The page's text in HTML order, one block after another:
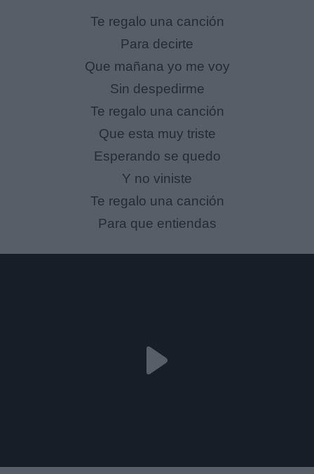
Te regalo una canción
Para decirte
Que mañana yo me voy
Sin despedirme
Te regalo una canción
Que esta muy triste
Esperando se quedo
Y no viniste
Te regalo una canción
Para que entiendas